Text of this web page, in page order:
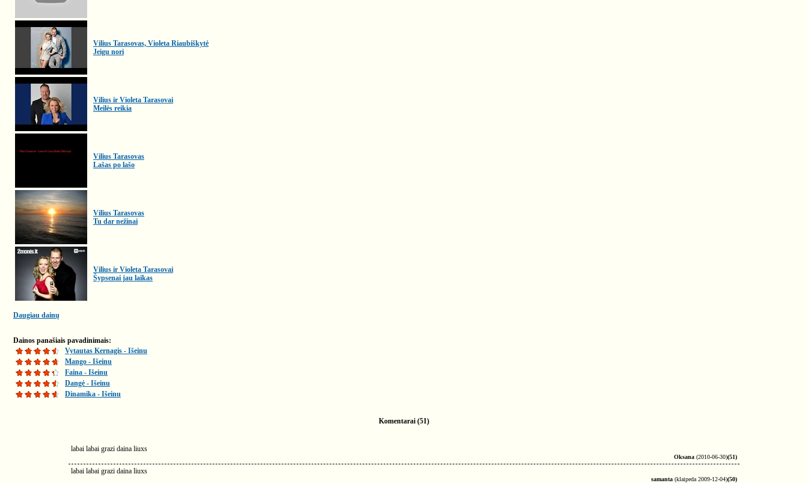
Vilius Tarasovas, Violeta Riaubiškytė
Jeigu nori
Vilius ir Violeta Tarasovai
Meilės reikia
Vilius Tarasovas
Lašas po lašo
Vilius Tarasovas
Tu dar nežinai
Vilius ir Violeta Tarasovai
Šypsenai jau laikas
Daugiau dainų
Dainos panašiais pavadinimais:
Vytautas Kernagis - Išeinu
Mango - Išeinu
Faina - Išeinu
Dangė - Išeinu
Dinamika - Išeinu
Komentarai (51)
labai labai grazi daina liuxs
Oksana (2010-06-30)(51)
labai labai grazi daina liuxs
samanta (klaipeda 2009-12-04)(50)